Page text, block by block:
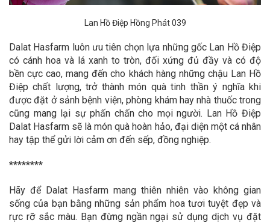
Lan Hồ Điệp Hồng Phát 039
Dalat Hasfarm luôn ưu tiên chọn lựa những gốc Lan Hồ Điệp
có cánh hoa và lá xanh to tròn, đối xứng đủ đầy và có độ
bền cực cao, mang đến cho khách hàng những chậu Lan Hồ
Điệp chất lượng, trở thành món quà tinh thần ý nghĩa khi
được đặt ở sảnh bệnh viện, phòng khám hay nhà thuốc trong
cũng mang lại sự phấn chấn cho mọi người. Lan Hồ Điệp
Dalat Hasfarm sẽ là món quà hoàn hảo, đại diện một cá nhân
hay tập thể gửi lời cảm ơn đến sếp, đồng nghiệp.
********
Hãy để Dalat Hasfarm mang thiên nhiên vào không gian
sống của bạn bằng những sản phẩm hoa tươi tuyệt đẹp và
rực rỡ sắc màu. Bạn đừng ngần ngại sử dụng dịch vụ đặt